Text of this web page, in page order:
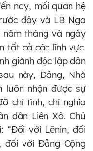
nay, mối quan hệ
đây và LB Nga
năm tháng và ngày
tất cả các lĩnh vực.
giành độc lập dân
này, Đảng, Nhà
luôn nhận được sự
chí tình, chí nghĩa
dân Liên Xô. Chủ
“Đối với Lênin, đối
đối với Đảng Cộng